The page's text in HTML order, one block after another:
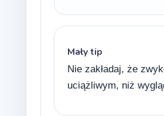
Mały tip
Nie zakładaj, że
uciążliwym, niż